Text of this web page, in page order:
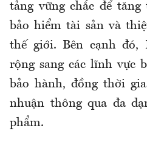
tảng vững chắc để
bảo hiểm tài sản và
thế giới. Bên cạnh đó,
rộng sang các lĩnh vực
bảo hành, đồng thời
nhuận thông qua đa
phẩm.